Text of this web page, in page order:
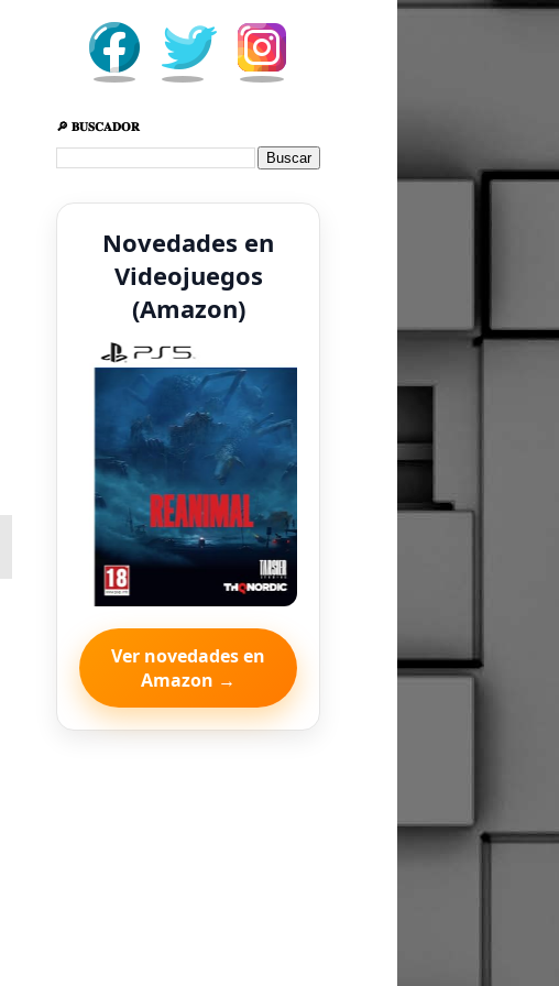
🔎 𝐁𝐔𝐒𝐂𝐀𝐃𝐎𝐑
Novedades en
Videojuegos
(Amazon)
Ver novedades en
Amazon →